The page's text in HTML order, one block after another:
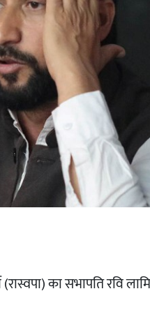
(रास्वपा) का सभापति